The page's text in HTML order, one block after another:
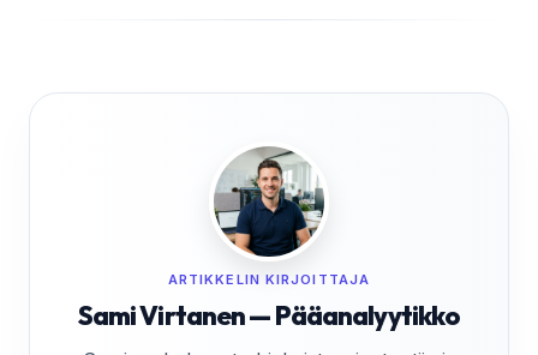
ARTIKKELIN KIRJOITTAJA
Sami Virtanen — Pääanalyytikko